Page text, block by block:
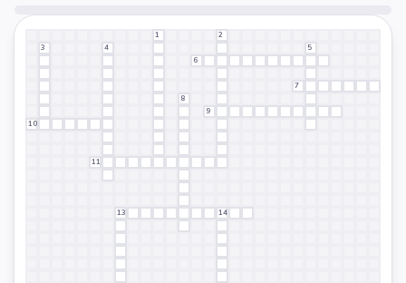
1
2
3
4
5
6
7
8
9
10
11
13 14